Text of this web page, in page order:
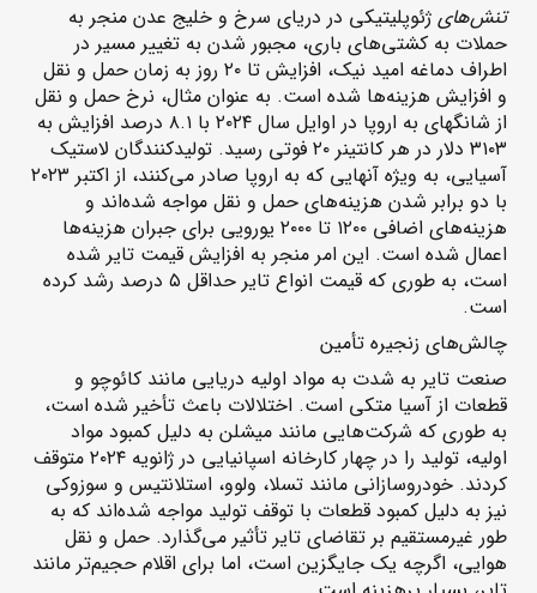
تنش‌های ژئوپلیتیکی در دریای سرخ و خلیج عدن منجر به
حملات به کشتی‌های باری، مجبور شدن به تغییر مسیر در
اطراف دماغه امید نیک، افزایش تا ۲۰ روز به زمان حمل و نقل
و افزایش هزینه‌ها شده است. به عنوان مثال، نرخ حمل و نقل
از شانگهای به اروپا در اوایل سال ۲۰۲۴ با ۸.۱ درصد افزایش به
۳۱۰۳ دلار در هر کانتینر ۲۰ فوتی رسید. تولیدکنندگان لاستیک
آسیایی، به ویژه آنهایی که به اروپا صادر می‌کنند، از اکتبر ۲۰۲۳
با دو برابر شدن هزینه‌های حمل و نقل مواجه شده‌اند و
هزینه‌های اضافی ۱۲۰۰ تا ۲۰۰۰ یورویی برای جبران هزینه‌ها
اعمال شده است. این امر منجر به افزایش قیمت تایر شده
است، به طوری که قیمت انواع تایر حداقل ۵ درصد رشد کرده
است.
چالش‌های زنجیره تأمین
صنعت تایر به شدت به مواد اولیه دریایی مانند کائوچو و
قطعات از آسیا متکی است. اختلالات باعث تأخیر شده است،
به طوری که شرکت‌هایی مانند میشلن به دلیل کمبود مواد
اولیه، تولید را در چهار کارخانه اسپانیایی در ژانویه ۲۰۲۴ متوقف
کردند. خودروسازانی مانند تسلا، ولوو، استلانتیس و سوزوکی
نیز به دلیل کمبود قطعات با توقف تولید مواجه شده‌اند که به
طور غیرمستقیم بر تقاضای تایر تأثیر می‌گذارد. حمل و نقل
هوایی، اگرچه یک جایگزین است، اما برای اقلام حجیم‌تر مانند